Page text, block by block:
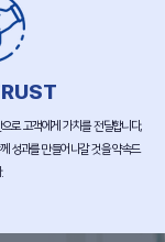
로 고객에게 가치를 전달합니다,
성과를 만들어나갈 것을 약속드